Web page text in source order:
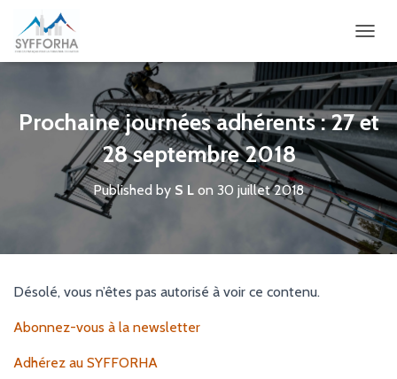
Prochaine journées adhérents : 27 et
28 septembre 2018
Published by S L on 30 juillet 2018
Désolé, vous n’êtes pas autorisé à voir ce contenu.
Abonnez-vous à la newsletter
Adhérez au SYFFORHA